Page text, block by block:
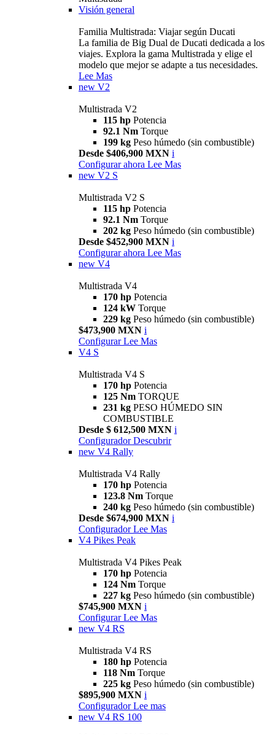
Visión general
Familia Multistrada: Viajar según Ducati
La familia de Big Dual de Ducati dedicada a los
viajes. Explora la gama Multistrada y elige el
modelo que mejor se adapte a tus necesidades.
Lee Mas
new V2
Multistrada V2
115 hp Potencia
92.1 Nm Torque
199 kg Peso húmedo (sin combustible)
Desde $406,900 MXN i
Configurar ahora Lee Mas
new V2 S
Multistrada V2 S
115 hp Potencia
92.1 Nm Torque
202 kg Peso húmedo (sin combustible)
Desde $452,900 MXN i
Configurar ahora Lee Mas
new V4
Multistrada V4
170 hp Potencia
124 kW Torque
229 kg Peso húmedo (sin combustible)
$473,900 MXN i
Configurar Lee Mas
V4 S
Multistrada V4 S
170 hp Potencia
125 Nm TORQUE
231 kg PESO HÚMEDO SIN
COMBUSTIBLE
Desde $ 612,500 MXN i
Configurador Descubrir
new V4 Rally
Multistrada V4 Rally
170 hp Potencia
123.8 Nm Torque
240 kg Peso húmedo (sin combustible)
Desde $674,900 MXN i
Configurador Lee Mas
V4 Pikes Peak
Multistrada V4 Pikes Peak
170 hp Potencia
124 Nm Torque
227 kg Peso húmedo (sin combustible)
$745,900 MXN i
Configurar Lee Mas
new V4 RS
Multistrada V4 RS
180 hp Potencia
118 Nm Torque
225 kg Peso húmedo (sin combustible)
$895,900 MXN i
Configurador Lee mas
new V4 RS 100